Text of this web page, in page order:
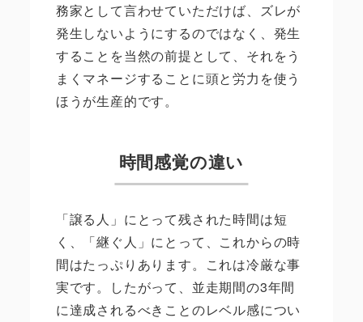
務家として言わせていただけば、ズレが
発生しないようにするのではなく、発生
することを当然の前提として、それをう
まくマネージすることに頭と労力を使う
ほうが生産的です。
時間感覚の違い
「譲る人」にとって残された時間は短
く、「継ぐ人」にとって、これからの時
間はたっぷりあります。これは冷厳な事
実です。したがって、並走期間の3年間
に達成されるべきことのレベル感につい